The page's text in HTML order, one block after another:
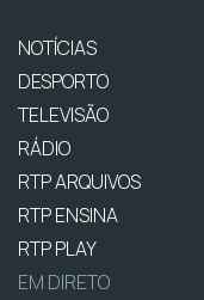
NOTÍCIAS
DESPORTO
TELEVISÃO
RÁDIO
RTP ARQUIVOS
RTP ENSINA
RTP PLAY
EM DIRETO